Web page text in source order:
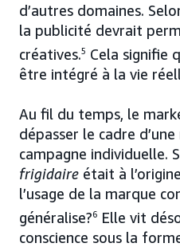
d’autres domaines.
la publicité devrait
créatives.5 Cela signifie
être intégré à la vie
Au fil du temps, le
dépasser le cadre
campagne individuelle.
frigidaire était à
l’usage de la marque
généralise?6 Elle vit
conscience sous la